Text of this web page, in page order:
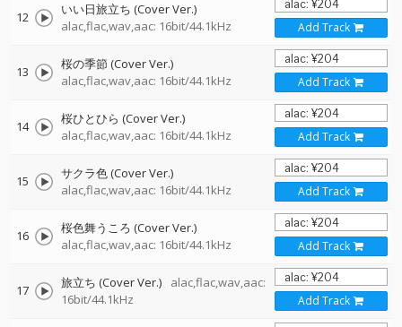
12
いい日旅立ち (Cover Ver.)
alac,flac,wav,aac: 16bit/44.1kHz
Add Track
13
桜の季節 (Cover Ver.)
alac,flac,wav,aac: 16bit/44.1kHz
Add Track
14
桜ひとひら (Cover Ver.)
alac,flac,wav,aac: 16bit/44.1kHz
Add Track
15
サクラ色 (Cover Ver.)
alac,flac,wav,aac: 16bit/44.1kHz
Add Track
16
桜色舞うころ (Cover Ver.)
alac,flac,wav,aac: 16bit/44.1kHz
Add Track
17 旅立ち (Cover Ver.)
alac,flac,wav,aac:
16bit/44.1kHz
Add Track